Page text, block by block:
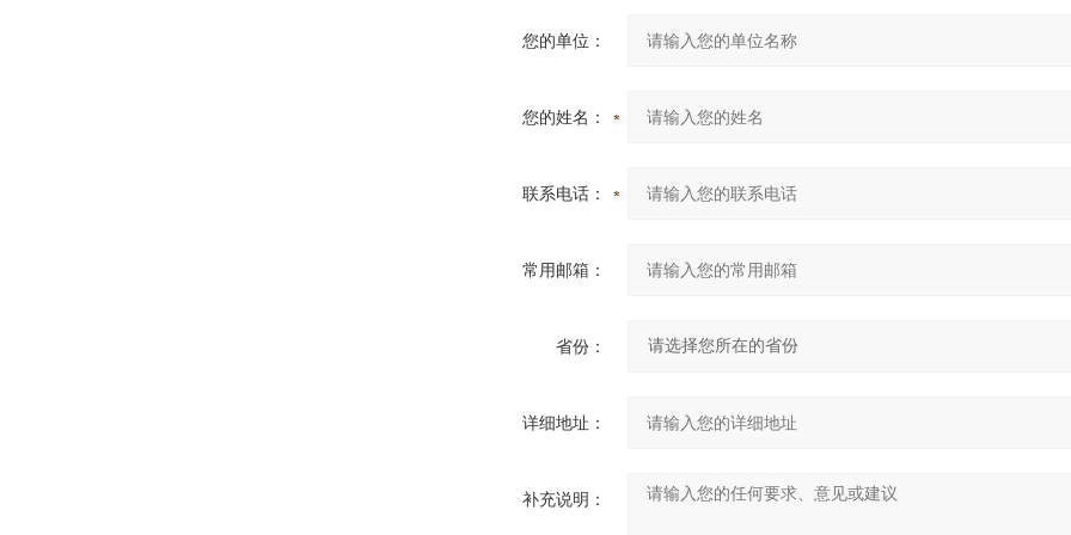
您的单位：
您的姓名：
联系电话：
常用邮箱：
省份：
详细地址：
补充说明：